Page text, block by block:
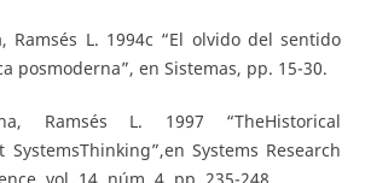
Ramsés L. 1994c “El olvido del sentido
posmoderna”, en Sistemas, pp. 15-30.
Ramsés L. 1997 “TheHistorical
Systems Research